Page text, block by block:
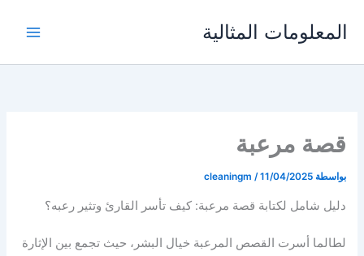
المعلومات المثالية
قصة مرعبة
بواسطة cleaningm /11/04/2025
دليل شامل لكتابة قصة مرعبة: كيف تأسر القارئ وتثير رعبه؟
لطالما أسرت القصص المرعبة خيال البشر، حيث تجمع بين الإثارة